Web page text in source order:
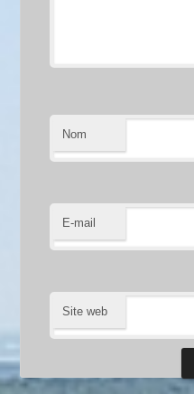
Nom
E-mail
Site web